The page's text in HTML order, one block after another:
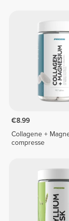
€8.99
Collagene +
compresse